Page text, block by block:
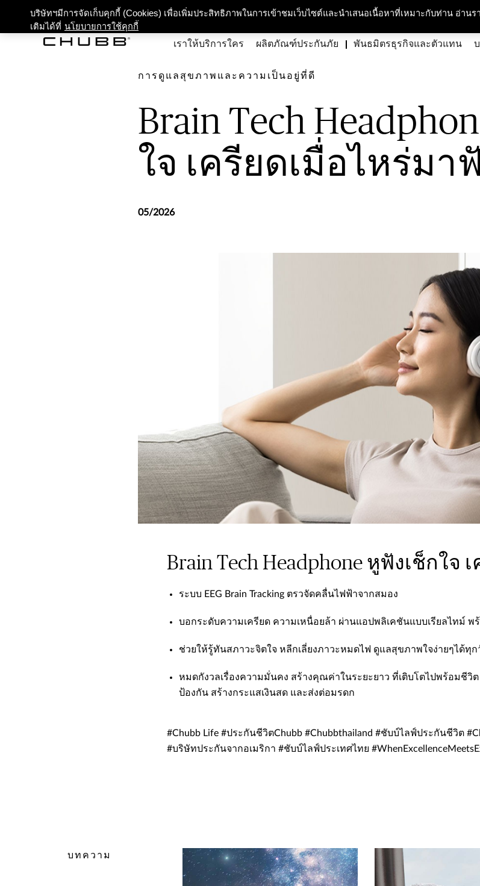
เกี่ยวกับเรา ความรับผิดชอบต่อสังคมและสิ่งแวดล้อม สนใจร่วม
เราให้บริการใคร ผลิตภัณฑ์ประกันภัย พันธมิตรธุรกิจและตัวแทน
การดูแลสุขภาพและความเป็นอยู่ที่ดี
Brain Tech
ใจ เครียดเมื่อไหร่มา
05/2026
Brain Tech Headphone หูฟังเช็กใจ
ระบบ EEG Brain Tracking ตรวจัดคลื่นไฟฟ้าจากสมอง
บอกระดับความเครียด ความเหนื่อยล้า ผ่านแอปพลิเคชันแบบเรียลไทม์ พ
ช่วยให้รู้ทันสภาวะจิตใจ หลีกเลี่ยงภาวะหมดไฟ ดูแลสุขภาพใจง่ายๆได้ทุก
หมดกังวลเรื่องความมั่นคง สร้างคุณค่าในระยะยาว ที่เติบโตไปพร้อมชีวิ
ป้องกัน สร้างกระแสเงินสด และส่งต่อมรดก
#Chubb Life #ประกันชีวิตChubb #Chubbthailand #ชับบ์ไลฟ์ประกันชีวิต
#บริษัทประกันจากอเมริกา #ชับบ์ไลฟ์ประเทศไทย
บทความ
บริษัทฯมีการจัดเก็บคุกกี้ (Cookies) เพื่อเพิ่มประสิทธิภาพในการเข้าชมเว็บไซต์และนำเสนอเนื้อหาที่เหมาะกับท่าน อ่านร
เติมได้ที่ นโยบายการใช้คุกกี้